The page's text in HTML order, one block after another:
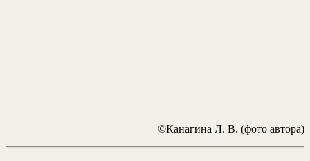
©Канагина Л. В. (фото автора)